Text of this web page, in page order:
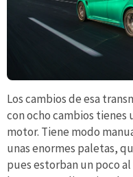
Los cambios de esa
con ocho cambios tienes
motor. Tiene modo
unas enormes paletas,
pues estorban un poco